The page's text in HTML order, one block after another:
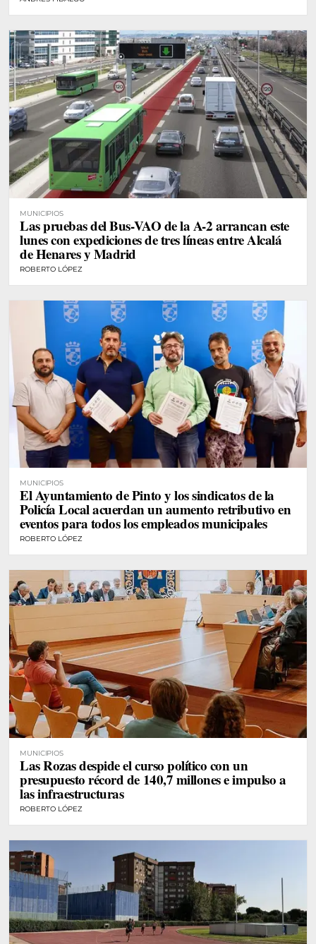
MUNICIPIOS
Las pruebas del Bus-VAO de la A-2 arrancan este
lunes con expediciones de tres líneas entre Alcalá
de Henares y Madrid
ROBERTO LÓPEZ
MUNICIPIOS
El Ayuntamiento de Pinto y los sindicatos de la
Policía Local acuerdan un aumento retributivo en
eventos para todos los empleados municipales
ROBERTO LÓPEZ
MUNICIPIOS
Las Rozas despide el curso político con un
presupuesto récord de 140,7 millones e impulso a
las infraestructuras
ROBERTO LÓPEZ